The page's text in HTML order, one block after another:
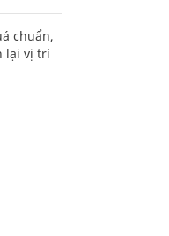
chuẩn,
lại vị trí